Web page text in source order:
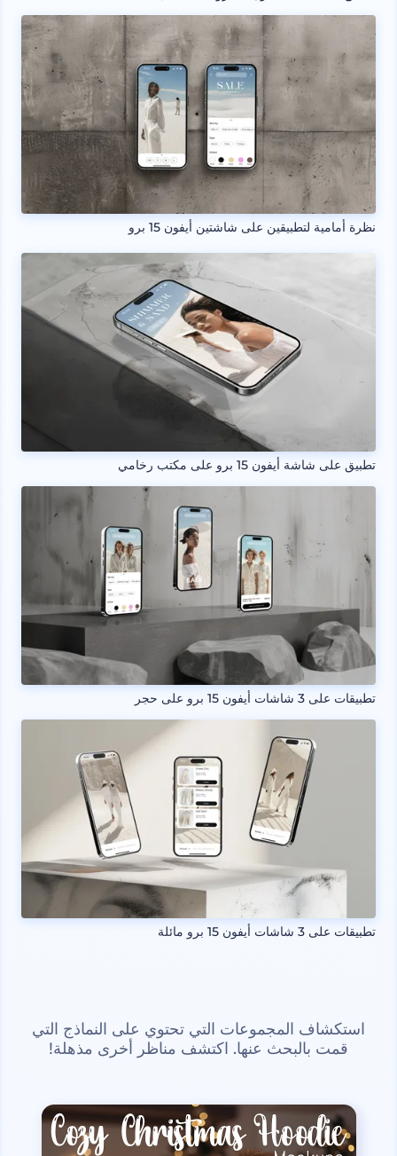
نظرة أمامية لتطبيقين على شاشتين أيفون 15 برو
تطبيق على شاشة أيفون 15 برو على مكتب رخامي
تطبيقات على 3 شاشات أيفون 15 برو على حجر
تطبيقات على 3 شاشات أيفون 15 برو مائلة
استكشاف المجموعات التي تحتوي على النماذج التي
قمت بالبحث عنها. اكتشف مناظر أخرى مذهلة!